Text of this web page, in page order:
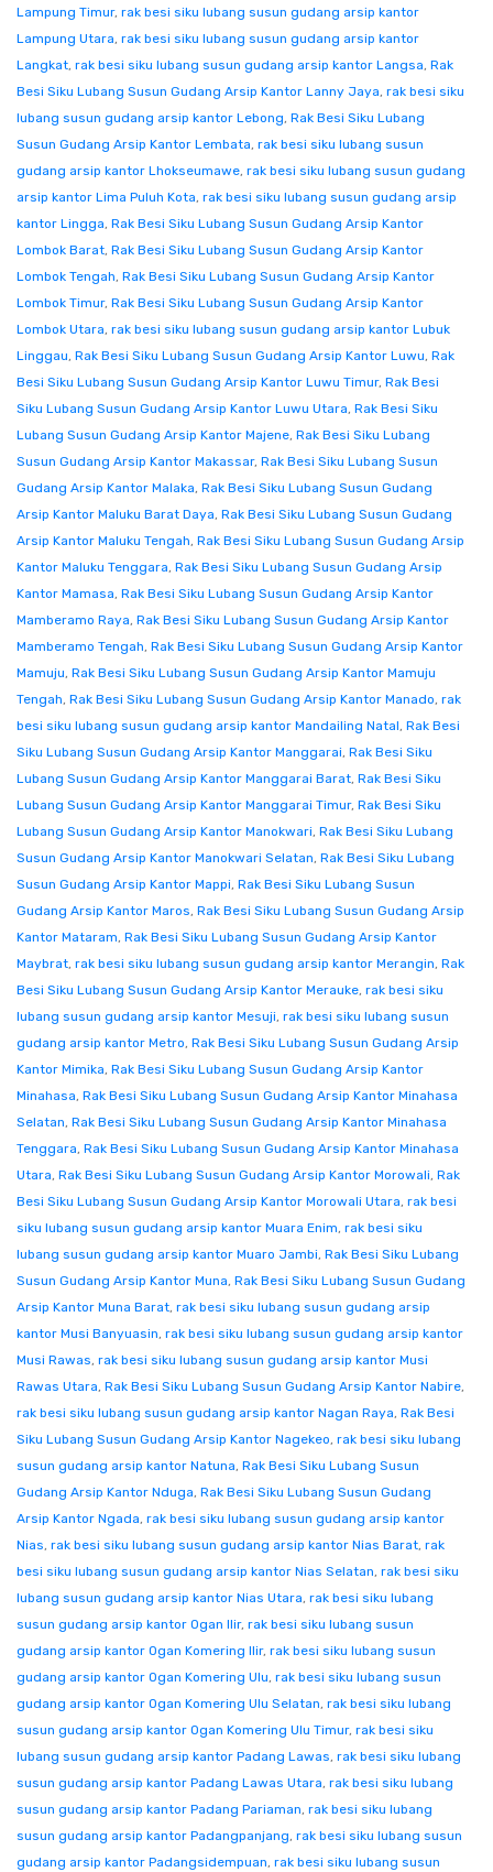
Lampung Timur, rak besi siku lubang susun gudang arsip kantor
Lampung Utara, rak besi siku lubang susun gudang arsip kantor
Langkat, rak besi siku lubang susun gudang arsip kantor Langsa, Rak
Besi Siku Lubang Susun Gudang Arsip Kantor Lanny Jaya, rak besi siku
lubang susun gudang arsip kantor Lebong, Rak Besi Siku Lubang
Susun Gudang Arsip Kantor Lembata, rak besi siku lubang susun
gudang arsip kantor Lhokseumawe, rak besi siku lubang susun gudang
arsip kantor Lima Puluh Kota, rak besi siku lubang susun gudang arsip
kantor Lingga, Rak Besi Siku Lubang Susun Gudang Arsip Kantor
Lombok Barat, Rak Besi Siku Lubang Susun Gudang Arsip Kantor
Lombok Tengah, Rak Besi Siku Lubang Susun Gudang Arsip Kantor
Lombok Timur, Rak Besi Siku Lubang Susun Gudang Arsip Kantor
Lombok Utara, rak besi siku lubang susun gudang arsip kantor Lubuk
Linggau, Rak Besi Siku Lubang Susun Gudang Arsip Kantor Luwu, Rak
Besi Siku Lubang Susun Gudang Arsip Kantor Luwu Timur, Rak Besi
Siku Lubang Susun Gudang Arsip Kantor Luwu Utara, Rak Besi Siku
Lubang Susun Gudang Arsip Kantor Majene, Rak Besi Siku Lubang
Susun Gudang Arsip Kantor Makassar, Rak Besi Siku Lubang Susun
Gudang Arsip Kantor Malaka, Rak Besi Siku Lubang Susun Gudang
Arsip Kantor Maluku Barat Daya, Rak Besi Siku Lubang Susun Gudang
Arsip Kantor Maluku Tengah, Rak Besi Siku Lubang Susun Gudang Arsip
Kantor Maluku Tenggara, Rak Besi Siku Lubang Susun Gudang Arsip
Kantor Mamasa, Rak Besi Siku Lubang Susun Gudang Arsip Kantor
Mamberamo Raya, Rak Besi Siku Lubang Susun Gudang Arsip Kantor
Mamberamo Tengah, Rak Besi Siku Lubang Susun Gudang Arsip Kantor
Mamuju, Rak Besi Siku Lubang Susun Gudang Arsip Kantor Mamuju
Tengah, Rak Besi Siku Lubang Susun Gudang Arsip Kantor Manado, rak
besi siku lubang susun gudang arsip kantor Mandailing Natal, Rak Besi
Siku Lubang Susun Gudang Arsip Kantor Manggarai, Rak Besi Siku
Lubang Susun Gudang Arsip Kantor Manggarai Barat, Rak Besi Siku
Lubang Susun Gudang Arsip Kantor Manggarai Timur, Rak Besi Siku
Lubang Susun Gudang Arsip Kantor Manokwari, Rak Besi Siku Lubang
Susun Gudang Arsip Kantor Manokwari Selatan, Rak Besi Siku Lubang
Susun Gudang Arsip Kantor Mappi, Rak Besi Siku Lubang Susun
Gudang Arsip Kantor Maros, Rak Besi Siku Lubang Susun Gudang Arsip
Kantor Mataram, Rak Besi Siku Lubang Susun Gudang Arsip Kantor
Maybrat, rak besi siku lubang susun gudang arsip kantor Merangin, Rak
Besi Siku Lubang Susun Gudang Arsip Kantor Merauke, rak besi siku
lubang susun gudang arsip kantor Mesuji, rak besi siku lubang susun
gudang arsip kantor Metro, Rak Besi Siku Lubang Susun Gudang Arsip
Kantor Mimika, Rak Besi Siku Lubang Susun Gudang Arsip Kantor
Minahasa, Rak Besi Siku Lubang Susun Gudang Arsip Kantor Minahasa
Selatan, Rak Besi Siku Lubang Susun Gudang Arsip Kantor Minahasa
Tenggara, Rak Besi Siku Lubang Susun Gudang Arsip Kantor Minahasa
Utara, Rak Besi Siku Lubang Susun Gudang Arsip Kantor Morowali, Rak
Besi Siku Lubang Susun Gudang Arsip Kantor Morowali Utara, rak besi
siku lubang susun gudang arsip kantor Muara Enim, rak besi siku
lubang susun gudang arsip kantor Muaro Jambi, Rak Besi Siku Lubang
Susun Gudang Arsip Kantor Muna, Rak Besi Siku Lubang Susun Gudang
Arsip Kantor Muna Barat, rak besi siku lubang susun gudang arsip
kantor Musi Banyuasin, rak besi siku lubang susun gudang arsip kantor
Musi Rawas, rak besi siku lubang susun gudang arsip kantor Musi
Rawas Utara, Rak Besi Siku Lubang Susun Gudang Arsip Kantor Nabire,
rak besi siku lubang susun gudang arsip kantor Nagan Raya, Rak Besi
Siku Lubang Susun Gudang Arsip Kantor Nagekeo, rak besi siku lubang
susun gudang arsip kantor Natuna, Rak Besi Siku Lubang Susun
Gudang Arsip Kantor Nduga, Rak Besi Siku Lubang Susun Gudang
Arsip Kantor Ngada, rak besi siku lubang susun gudang arsip kantor
Nias, rak besi siku lubang susun gudang arsip kantor Nias Barat, rak
besi siku lubang susun gudang arsip kantor Nias Selatan, rak besi siku
lubang susun gudang arsip kantor Nias Utara, rak besi siku lubang
susun gudang arsip kantor Ogan Ilir, rak besi siku lubang susun
gudang arsip kantor Ogan Komering Ilir, rak besi siku lubang susun
gudang arsip kantor Ogan Komering Ulu, rak besi siku lubang susun
gudang arsip kantor Ogan Komering Ulu Selatan, rak besi siku lubang
susun gudang arsip kantor Ogan Komering Ulu Timur, rak besi siku
lubang susun gudang arsip kantor Padang Lawas, rak besi siku lubang
susun gudang arsip kantor Padang Lawas Utara, rak besi siku lubang
susun gudang arsip kantor Padang Pariaman, rak besi siku lubang
susun gudang arsip kantor Padangpanjang, rak besi siku lubang susun
gudang arsip kantor Padangsidempuan, rak besi siku lubang susun